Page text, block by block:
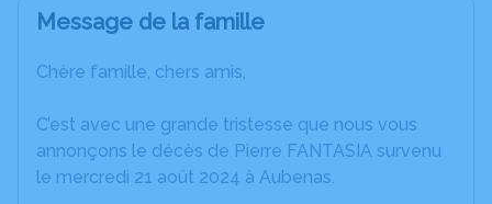
Message de la famille
Chère famille, chers amis,
C’est avec une grande tristesse que nous vous
annonçons le décès de Pierre FANTASIA survenu
le mercredi 21 août 2024 à Aubenas.